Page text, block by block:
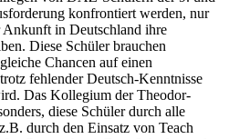
konfrontiert werden, nur
Ankunft in Deutschland ihre
Diese Schüler brauchen
Chancen auf einen
fehlender Deutsch-Kenntnisse
Das Kollegium der Theodor-
diese Schüler durch alle
durch den Einsatz von Teach